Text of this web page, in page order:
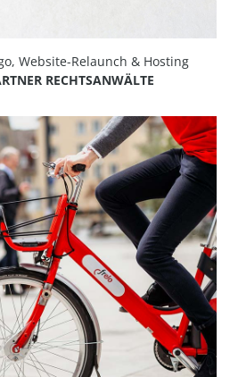
Website-Relaunch & Hosting
RECHTSANWÄLTE